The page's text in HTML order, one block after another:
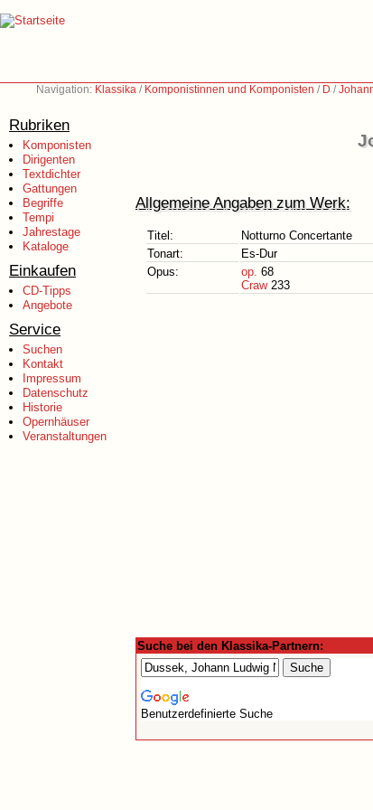
Navigation: Klassika / Komponistinnen und Komponisten / D /
Rubriken
Komponisten
Dirigenten
Textdichter
Gattungen
Begriffe
Tempi
Jahrestage
Kataloge
Einkaufen
CD-Tipps
Angebote
Service
Suchen
Kontakt
Impressum
Datenschutz
Historie
Opernhäuser
Veranstaltungen
Allgemeine Angaben zum Werk:
Titel:
Notturno Concertante
Tonart:
Es-Dur
Opus:
op. 68
Craw233
Suche bei den Klassika-Partnern:
Benutzerdefinierte Suche